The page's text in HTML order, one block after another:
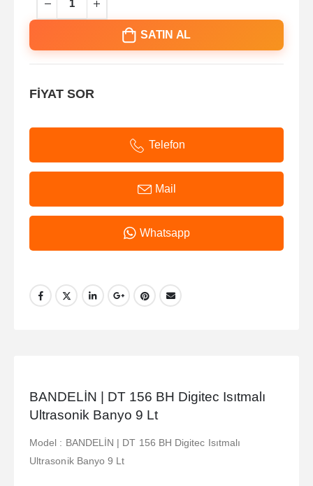
SATIN AL
FİYAT SOR
Telefon
Mail
Whatsapp
BANDELİN | DT 156 BH Digitec Isıtmalı
Ultrasonik Banyo 9 Lt
Model : BANDELİN | DT 156 BH Digitec Isıtmalı
Ultrasonik Banyo 9 Lt